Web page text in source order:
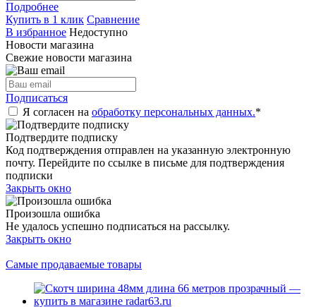
Подробнее
Купить в 1 клик Сравнение
В избранное Недоступно
Новости магазина
Свежие новости магазина
Подписаться
Я согласен на обработку персональных данных.*
Подтвердите подписку
Код подтверждения отправлен на указанную электронную
почту. Перейдите по ссылке в письме для подтверждения
подписки
Закрыть окно
Произошла ошибка
Не удалось успешно подписаться на рассылку.
Закрыть окно
Самые продаваемые товары